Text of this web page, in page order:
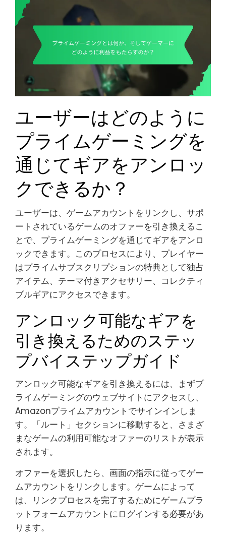
ユーザーはどのように
プライムゲーミングを
通じてギアをアンロッ
クできるか？
ユーザーは、ゲームアカウントをリンクし、サポ
ートされているゲームのオファーを引き換えるこ
とで、プライムゲーミングを通じてギアをアンロ
ックできます。このプロセスにより、プレイヤー
はプライムサブスクリプションの特典として独占
アイテム、テーマ付きアクセサリー、コレクティ
ブルギアにアクセスできます。
アンロック可能なギアを
引き換えるためのステッ
プバイステップガイド
アンロック可能なギアを引き換えるには、まずプ
ライムゲーミングのウェブサイトにアクセスし、
Amazonプライムアカウントでサインインしま
す。「ルート」セクションに移動すると、さまざ
まなゲームの利用可能なオファーのリストが表示
されます。
オファーを選択したら、画面の指示に従ってゲー
ムアカウントをリンクします。ゲームによって
は、リンクプロセスを完了するためにゲームプラ
ットフォームアカウントにログインする必要があ
ります。